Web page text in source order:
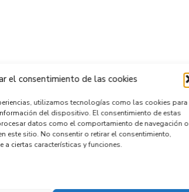
el consentimiento de las cookies
utilizamos tecnologías como las cookies para
del dispositivo. El consentimiento de estas
datos como el comportamiento de navegación o
este sitio. No consentir o retirar el consentimiento,
a ciertas características y funciones.